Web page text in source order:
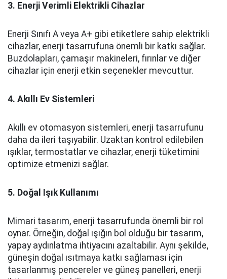
3. Enerji Verimli Elektrikli Cihazlar
Enerji Sınıfı A veya A+ gibi etiketlere sahip elektrikli
cihazlar, enerji tasarrufuna önemli bir katkı sağlar.
Buzdolapları, çamaşır makineleri, fırınlar ve diğer
cihazlar için enerji etkin seçenekler mevcuttur.
4. Akıllı Ev Sistemleri
Akıllı ev otomasyon sistemleri, enerji tasarrufunu
daha da ileri taşıyabilir. Uzaktan kontrol edilebilen
ışıklar, termostatlar ve cihazlar, enerji tüketimini
optimize etmenizi sağlar.
5. Doğal Işık Kullanımı
Mimari tasarım, enerji tasarrufunda önemli bir rol
oynar. Örneğin, doğal ışığın bol olduğu bir tasarım,
yapay aydınlatma ihtiyacını azaltabilir. Aynı şekilde,
güneşin doğal ısıtmaya katkı sağlaması için
tasarlanmış pencereler ve güneş panelleri, enerji